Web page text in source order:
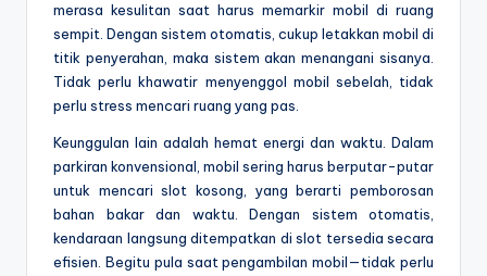
merasa kesulitan saat harus memarkir mobil di ruang
sempit. Dengan sistem otomatis, cukup letakkan mobil di
titik penyerahan, maka sistem akan menangani sisanya.
Tidak perlu khawatir menyenggol mobil sebelah, tidak
perlu stress mencari ruang yang pas.
Keunggulan lain adalah hemat energi dan waktu. Dalam
parkiran konvensional, mobil sering harus berputar-putar
untuk mencari slot kosong, yang berarti pemborosan
bahan bakar dan waktu. Dengan sistem otomatis,
kendaraan langsung ditempatkan di slot tersedia secara
efisien. Begitu pula saat pengambilan mobil—tidak perlu